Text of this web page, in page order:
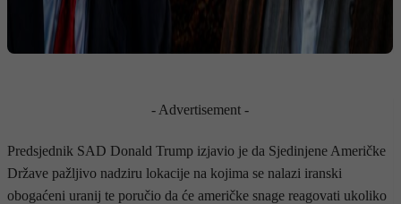
- Advertisement -
Predsjednik SAD Donald Trump izjavio je da Sjedinjene Američke
Države pažljivo nadziru lokacije na kojima se nalazi iranski
obogaćeni uranij te poručio da će američke snage reagovati ukoliko